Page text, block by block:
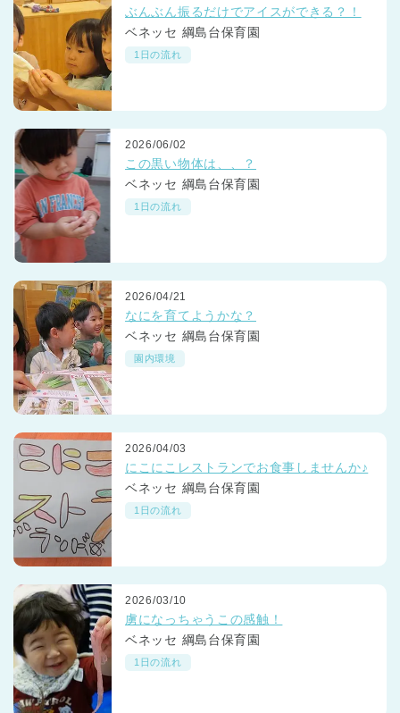
神奈川県 神奈川県 全域
ぶんぶん振るだけでアイスができる？！
ベネッセ 綱島台保育園
1日の流れ
2026/06/02
この黒い物体は、、？
ベネッセ 綱島台保育園
1日の流れ
2026/04/21
なにを育てようかな？
ベネッセ 綱島台保育園
園内環境
2026/04/03
にこにこレストランでお食事しませんか♪
ベネッセ 綱島台保育園
1日の流れ
2026/03/10
虜になっちゃうこの感触！
ベネッセ 綱島台保育園
1日の流れ